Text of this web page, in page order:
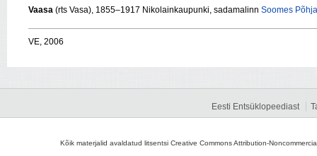
Vaasa (rts Vasa), 1855–1917 Nikolainkaupunki, sadamalinn Soomes
VE, 2006
Eesti Entsüklopeediast
Kõik materjalid avaldatud litsentsi Creative Commons Attribution-